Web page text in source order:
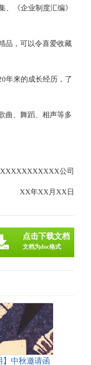
、《企业制度汇编》
品，可以令喜爱收藏
年来的成长经历，了
曲、舞蹈、相声等多
公司
XX年XX月XX日
点击下载文档
文档为doc格式
】中秋邀请函